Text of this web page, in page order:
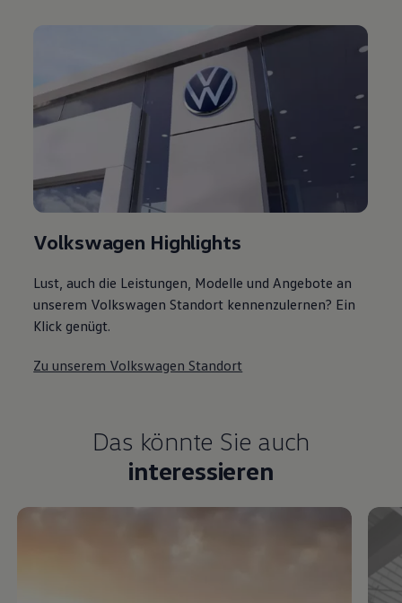
Volkswagen Highlights
Lust, auch die Leistungen, Modelle und Angebote an
unserem Volkswagen Standort kennenzulernen? Ein
Klick genügt.
Zu unserem Volkswagen Standort
Das könnte Sie auch
interessieren